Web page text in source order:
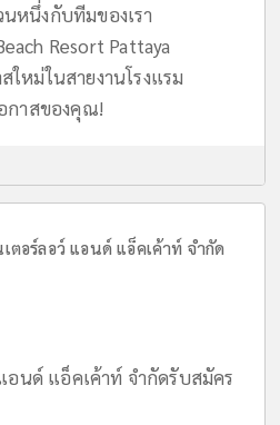
นหนึ่งกับทีมของเรา
Resort Pattaya
หม่ในสายงานโรงแรม
กาสของคุณ!
ตอร์ลอว์ แอนด์ แอ็คเค้าท์ จำกัด
นด์ แอ็คเค้าท์ จำกัดรับสมัคร